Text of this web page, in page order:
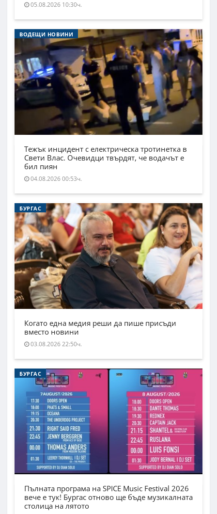
05.08.2026 10:30ч.
ВОДЕЩИ НОВИНИ
Тежък инцидент с електрическа тротинетка в
Свети Влас. Очевидци твърдят, че водачът е
бил пиян
04.08.2026 00:53ч.
БУРГАС
Когато една медия реши да пише присъди
вместо новини
03.08.2026 22:50ч.
БУРГАС
Пълната програма на SPICE Music Festival 2026
вече е тук! Бургас отново ще бъде музикалната
столица на лятото